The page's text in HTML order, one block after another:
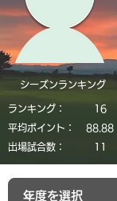
シーズンランキング
ランキング：
16
平均ポイント：
88.88
​出場試合数：
11